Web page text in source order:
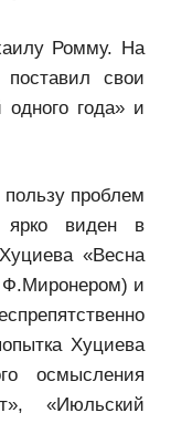
Ромму. На
свои
года» и
проблем
ярко виден в
«Весна
Ф.Миронером) и
Хуциева
осмысления
«Июльский